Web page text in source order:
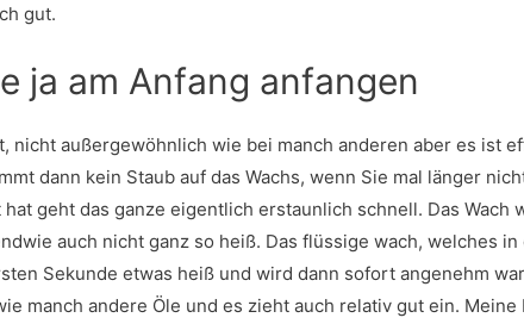
gut.
ja am Anfang anfangen
nicht außergewöhnlich wie bei manch anderen aber es ist
dann kein Staub auf das Wachs, wenn Sie mal länger
geht das ganze eigentlich erstaunlich schnell. Das Wach
auch nicht ganz so heiß. Das flüssige wach, welches in
Sekunde etwas heiß und wird dann sofort angenehm
manch andere Öle und es zieht auch relativ gut ein. Meine